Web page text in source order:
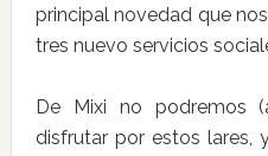
principal novedad que
tres nuevo servicios
De Mixi no podremos
disfrutar por estos lares,